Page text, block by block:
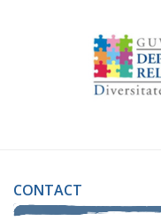
CONTACT